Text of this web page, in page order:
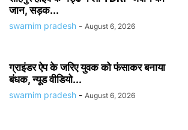
जान, सड़क...
swarnim pradesh - August 6, 2026
ग्राइंडर ऐप के जरिए युवक को फंसाकर बनाया
बंधक, न्यूड वीडियो...
swarnim pradesh - August 6, 2026